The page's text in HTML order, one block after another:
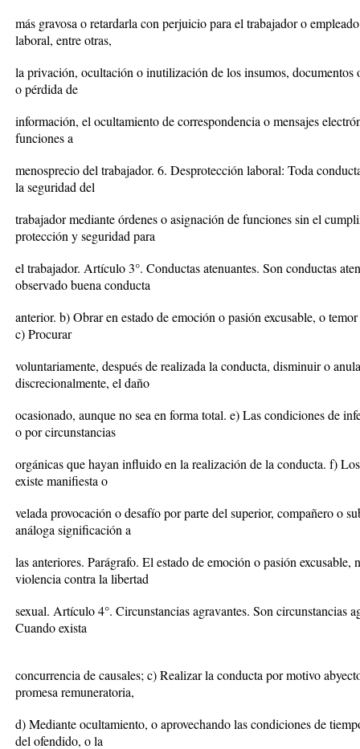
más gravosa o retardarla con perjuicio para el trabajador o
laboral, entre otras,
la privación, ocultación o inutilización de los insumos, documentos
o pérdida de
información, el ocultamiento de correspondencia o mensajes
funciones a
menosprecio del trabajador. 6. Desprotección laboral: Toda
la seguridad del
trabajador mediante órdenes o asignación de funciones sin el
protección y seguridad para
el trabajador. Artículo 3°. Conductas atenuantes. Son conductas
observado buena conducta
anterior. b) Obrar en estado de emoción o pasión excusable, o
c) Procurar
voluntariamente, después de realizada la conducta, disminuir o
discrecionalmente, el daño
ocasionado, aunque no sea en forma total. e) Las condiciones de
o por circunstancias
orgánicas que hayan influido en la realización de la conducta. f)
existe manifiesta o
velada provocación o desafío por parte del superior, compañero o
análoga significación a
las anteriores. Parágrafo. El estado de emoción o pasión excusable,
violencia contra la libertad
sexual. Artículo 4°. Circunstancias agravantes. Son circunstancias
Cuando exista
concurrencia de causales; c) Realizar la conducta por motivo
promesa remuneratoria,
d) Mediante ocultamiento, o aprovechando las condiciones de
del ofendido, o la